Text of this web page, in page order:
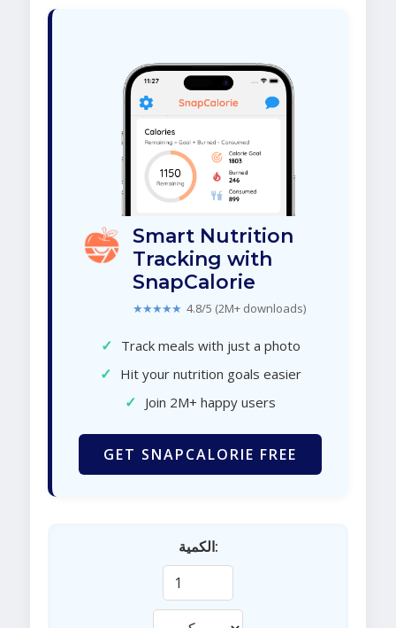
Smart Nutrition
Tracking with
SnapCalorie
★★★★★ 4.8/5 (2M+ downloads)
✓ Track meals with just a photo
✓ Hit your nutrition goals easier
✓ Join 2M+ happy users
GET SNAPCALORIE FREE
الكمية: